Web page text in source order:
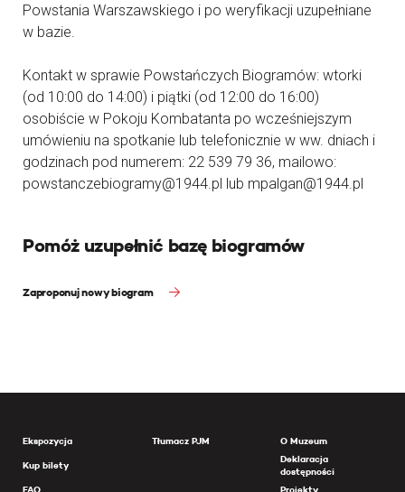
Powstania Warszawskiego i po weryfikacji uzupełniane
w bazie.
Kontakt w sprawie Powstańczych Biogramów: wtorki
(od 10:00 do 14:00) i piątki (od 12:00 do 16:00)
osobiście w Pokoju Kombatanta po wcześniejszym
umówieniu na spotkanie lub telefonicznie w ww. dniach i
godzinach pod numerem: 22 539 79 36, mailowo:
powstanczebiogramy@1944.pl lub mpalgan@1944.pl
Pomóż uzupełnić bazę biogramów
Zaproponuj nowy biogram
Ekspozycja
Kup bilety
FAQ
Tłumacz PJM
O Muzeum
Deklaracja
dostępności
Projekty